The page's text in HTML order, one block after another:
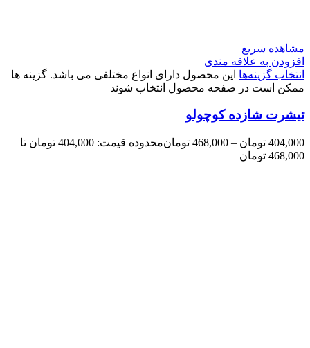
مشاهده سریع
افزودن به علاقه مندی
انتخاب گزینه‌ها این محصول دارای انواع مختلفی می باشد. گزینه ها
ممکن است در صفحه محصول انتخاب شوند
تیشرت شازده کوچولو
404,000 تومان –
468,000 تومان
محدوده قیمت: 404,000 تومان تا
468,000 تومان